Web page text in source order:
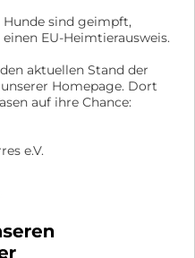
sind geimpft,
EU-Heimtierausweis.
aktuellen Stand der
Homepage. Dort
auf ihre Chance:
e.V.